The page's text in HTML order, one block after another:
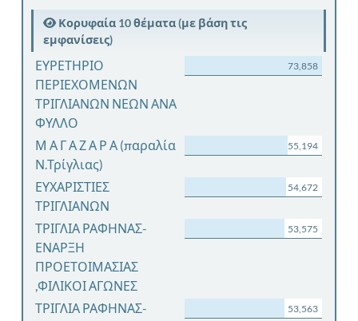
Κορυφαία 10 θέματα (με βάση τις
εμφανίσεις)
ΕΥΡΕΤΗΡΙΟ
ΠΕΡΙΕΧΟΜΕΝΩΝ
ΤΡΙΓΛΙΑΝΩΝ ΝΕΩΝ ΑΝΑ
ΦΥΛΛΟ
73,858
Μ Α Γ Α Ζ Α Ρ Α (παραλία
Ν.Τρίγλιας)
55,194
ΕΥΧΑΡΙΣΤΙΕΣ
ΤΡΙΓΛΙΑΝΩΝ
54,672
ΤΡΙΓΛΙΑ ΡΑΦΗΝΑΣ-
ΕΝΑΡΞΗ
ΠΡΟΕΤΟΙΜΑΣΙΑΣ
,ΦΙΛΙΚΟΙ ΑΓΩΝΕΣ
53,575
ΤΡΙΓΛΙΑ ΡΑΦΗΝΑΣ-
53,563